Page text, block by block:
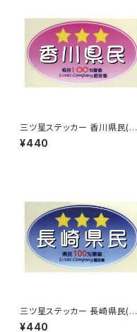
三ツ星ステッカー 香川県民(ピ
ンク)
¥440
三ツ星ステッカー 長崎県民(ブ
ルー)
¥440